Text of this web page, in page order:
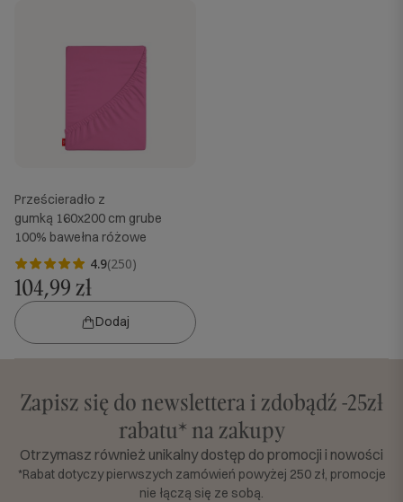
Prześcieradło z
gumką 160x200 cm grube
100% bawełna różowe
4.9(250)
104,99 zł
Dodaj
Zapisz się do newslettera i zdobądź -25zł
rabatu* na zakupy
Otrzymasz również unikalny dostęp do promocji i nowości
*Rabat dotyczy pierwszych zamówień powyżej 250 zł, promocje
nie łączą się ze sobą.